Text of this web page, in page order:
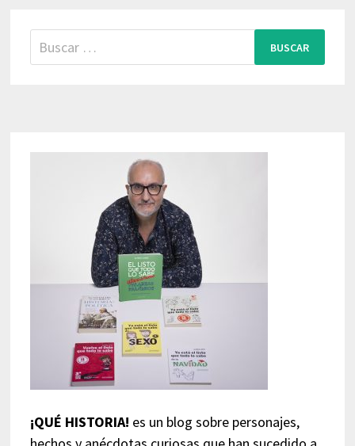
Buscar:
¡QUÉ HISTORIA! es un blog sobre personajes,